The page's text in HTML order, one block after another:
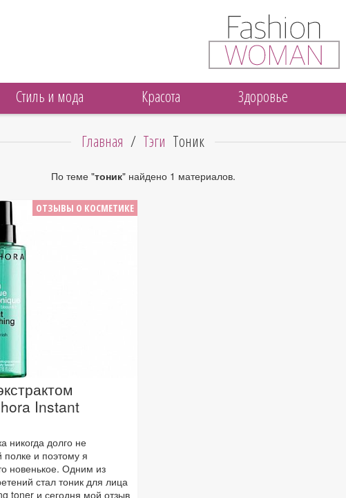
Cтиль и мода Красота Здоровье
Главная / Тэги Тоник
По теме "тоник" найдено 1 материалов.
ОТЗЫВЫ О КОСМЕТИКЕ
Instant
никогда долго не
и поэтому я
новенькое. Одним из
стал тоник для лица
toner и сегодня мой отзыв